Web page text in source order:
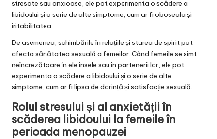
stresate sau anxioase, ele pot experimenta o scădere a
libidoului și o serie de alte simptome, cum ar fi oboseala și
iritabilitatea.
De asemenea, schimbările în relațiile și starea de spirit pot
afecta sănătatea sexuală a femeilor. Când femeile se simt
neîncrezătoare în ele însele sau în partenerii lor, ele pot
experimenta o scădere a libidoului și o serie de alte
simptome, cum ar fi lipsa de dorință și satisfacție sexuală.
Rolul stresului și al anxietății în
scăderea libidoului la femeile în
perioada menopauzei